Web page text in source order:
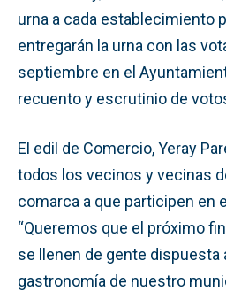
urna a cada establecimiento
entregarán la urna con las
septiembre en el
recuento y escrutinio de
El edil de Comercio, Yeray
todos los vecinos y vecinas
comarca a que participen en
“Queremos que el próximo
se llenen de gente dispuesta
gastronomía de nuestro